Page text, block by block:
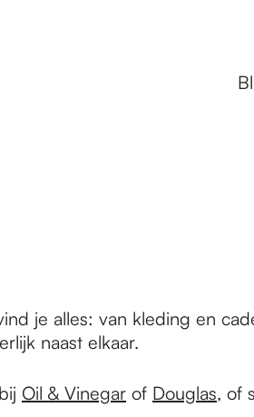
je alles: van kleding en
naast elkaar.
Oil & Vinegar of Douglas, of